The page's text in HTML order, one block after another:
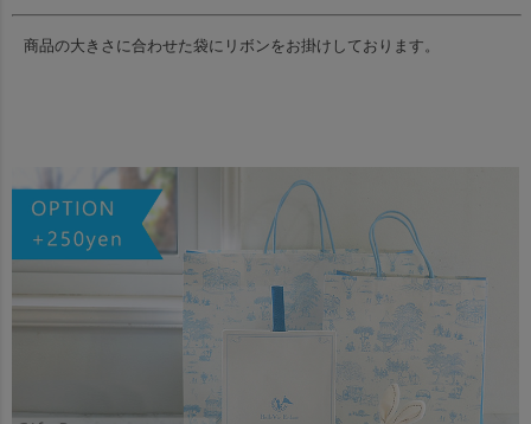
商品の大きさに合わせた袋にリボンをお掛けしております。